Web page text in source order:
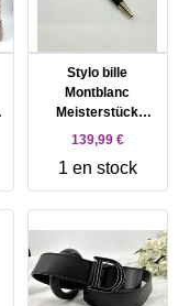
Stylo bille
Montblanc
Meisterstück
classique noir et
139,99 €
1 en stock